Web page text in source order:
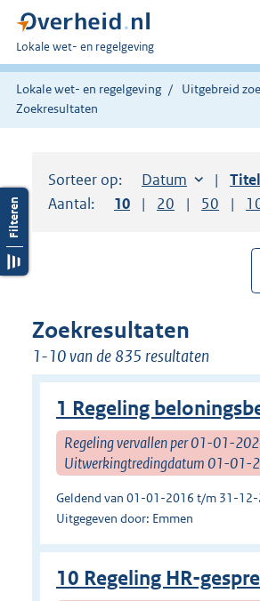
U
bent
hier:
Lokale wet- en regelgeving
Lokale wet- en regelgeving
Uitgebreid
Zoekresultaten
Sorteer op: Sorteer op:
Datum aflopend
Titel
Aantal:
Toon
10 resultaten per
Toon
20 resultaten
Toon
50
Zoekresultaten
1-10 van de 835 resultaten
1 Regeling
Regeling vervallen per 01-01-
Uitwerkingtredingdatum 01-01-
Geldend van 01-01-2016 t/m 31-
Uitgegeven door: Emmen
10 Regeling HR-